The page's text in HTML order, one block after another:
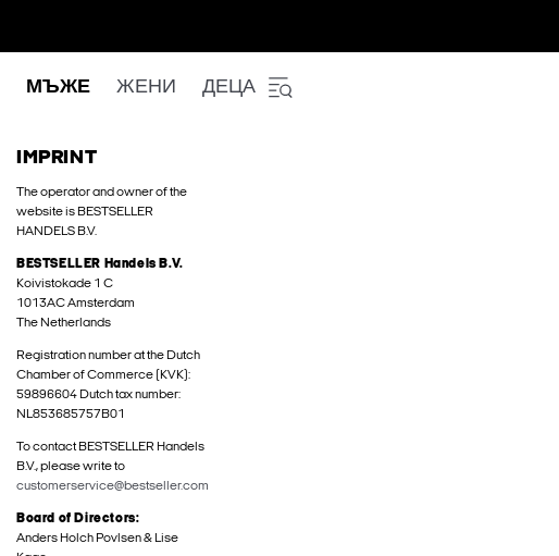
МЪЖЕ ЖЕНИ ДЕЦА
IMPRINT
The operator and owner of the
website is BESTSELLER
HANDELS B.V.
BESTSELLER Handels B.V.
Koivistokade 1 C
1013AC Amsterdam
The Netherlands
Registration number at the Dutch
Chamber of Commerce (KVK):
59896604 Dutch tax number:
NL853685757B01
To contact BESTSELLER Handels
B.V., please write to
customerservice@bestseller.com
Board of Directors:
Anders Holch Povlsen & Lise